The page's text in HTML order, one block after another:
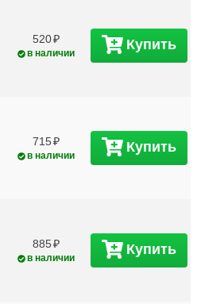
520
в наличии
Купить
715
в наличии
Купить
885
в наличии
Купить